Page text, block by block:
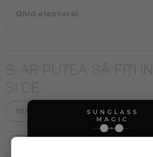
Ghid electoral
S-AR PUTEA SĂ FIȚI
ȘI DE
TOATE PRODUSELE
2-4 ZILE 2-4